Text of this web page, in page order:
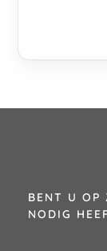
BENT U OP
NODIG